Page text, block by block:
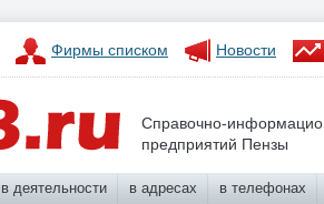
Фирмы списком Новости
Справочно-
предприятий Пензы
в деятельности в адресах в телефонах